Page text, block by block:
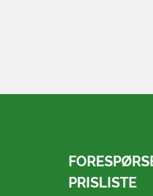
PRISLISTE